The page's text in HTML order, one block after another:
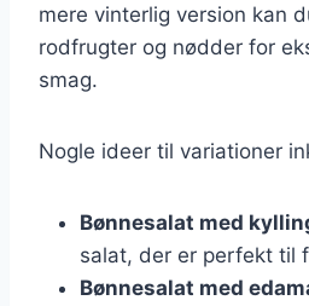
mere vinterlig version kan
rodfrugter og nødder for
smag.
Nogle ideer til variationer
Bønnesalat med
salat, der er perfekt til
Bønnesalat med